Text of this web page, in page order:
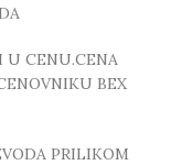
U CENU.CENA
BEX
PRILIKOM